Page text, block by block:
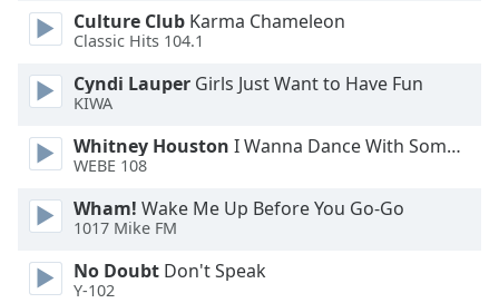
Opacity
Text
Background
Caption
Culture Club Karma Chameleon
Classic Hits 104.1
Cyndi Lauper Girls Just Want to Have Fun
KIWA
Whitney Houston I Wanna Dance With Somebody
WEBE 108
Wham! Wake Me Up Before You Go-Go
1017 Mike FM
No Doubt Don't Speak
Y-102